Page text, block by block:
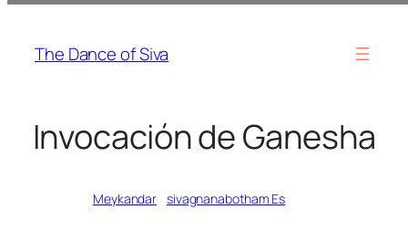
content
The Dance of Siva
Invocación de Ganesha
Meykandar sivagnanabotham Es